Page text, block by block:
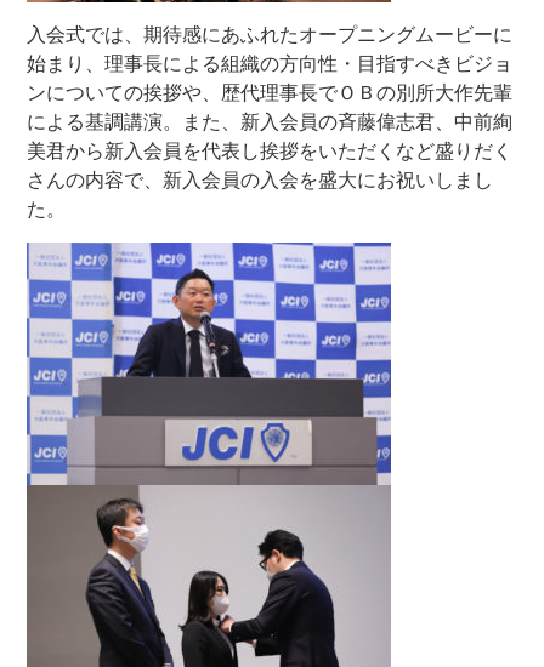
入会式では、期待感にあふれたオープニングムービーに
始まり、理事長による組織の方向性・目指すべきビジョ
ンについての挨拶や、歴代理事長でＯＢの別所大作先輩
による基調講演。また、新入会員の斉藤偉志君、中前絢
美君から新入会員を代表し挨拶をいただくなど盛りだく
さんの内容で、新入会員の入会を盛大にお祝いしまし
た。